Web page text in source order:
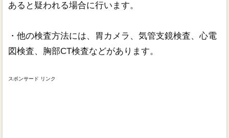
あると疑われる場合に行います。
・他の検査方法には、胃カメラ、気管支鏡検査、心電
図検査、胸部CT検査などがあります。
スポンサード リンク